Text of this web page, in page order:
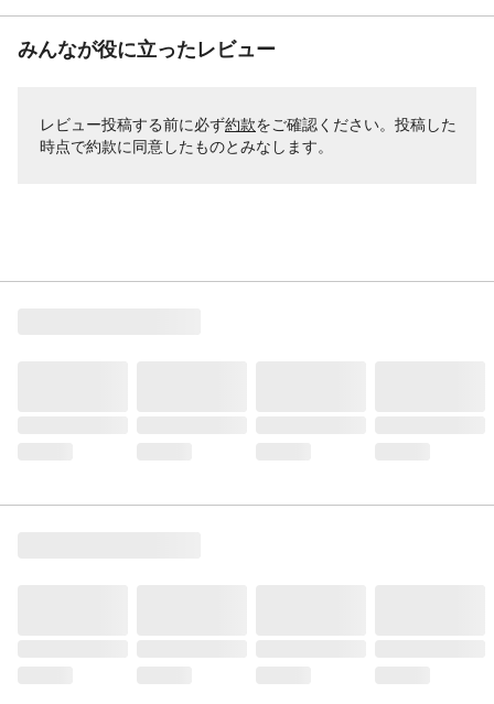
みんなが役に立ったレビュー
レビュー投稿する前に必ず約款をご確認ください。投稿した
時点で約款に同意したものとみなします。